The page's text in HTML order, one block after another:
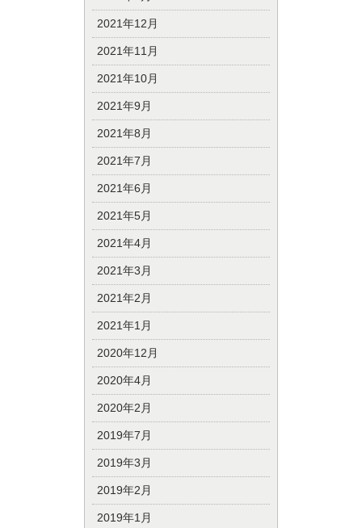
2021年12月
2021年11月
2021年10月
2021年9月
2021年8月
2021年7月
2021年6月
2021年5月
2021年4月
2021年3月
2021年2月
2021年1月
2020年12月
2020年4月
2020年2月
2019年7月
2019年3月
2019年2月
2019年1月